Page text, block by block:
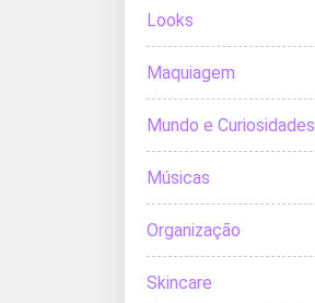
Looks
Maquiagem
Mundo e Curiosidades
Músicas
Organização
Skincare